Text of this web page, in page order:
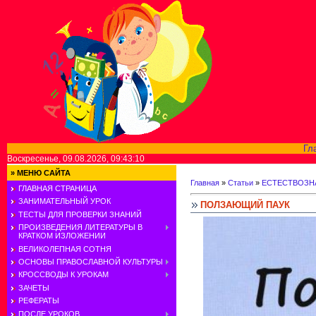
Воскресенье, 09.08.2026, 09:43:10
» МЕНЮ САЙТА
ГЛАВНАЯ СТРАНИЦА
ЗАНИМАТЕЛЬНЫЙ УРОК
ТЕСТЫ ДЛЯ ПРОВЕРКИ ЗНАНИЙ
ПРОИЗВЕДЕНИЯ ЛИТЕРАТУРЫ В
КРАТКОМ ИЗЛОЖЕНИИ
ВЕЛИКОЛЕПНАЯ СОТНЯ
ОСНОВЫ ПРАВОСЛАВНОЙ КУЛЬТУРЫ
КРОССВОДЫ К УРОКАМ
ЗАЧЕТЫ
РЕФЕРАТЫ
ПОСЛЕ УРОКОВ
Главная » Статьи »
ПОЛЗАЮЩИЙ ПАУК